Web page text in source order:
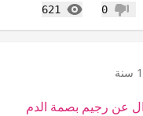
عدم إعجاب
0
621
المشاهدات
عن رجيم بصمة الدم